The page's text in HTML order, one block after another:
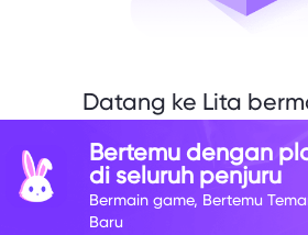
Datang ke Lita
denganku
Bertemu dengan
di seluruh penjuru
Bermain game, Bertemu
Baru